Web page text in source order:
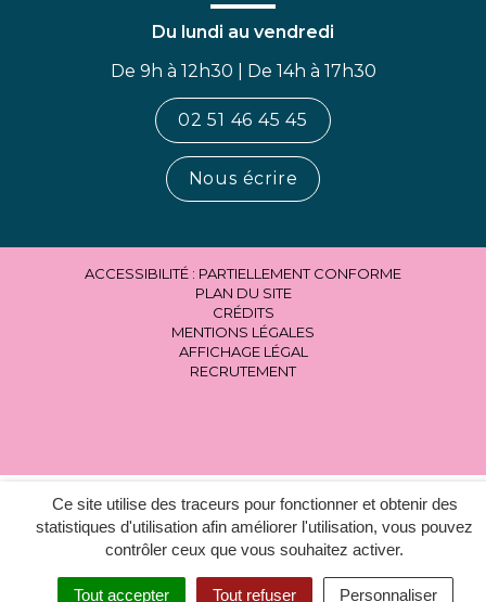
Ce site utilise des traceurs pour fonctionner et obtenir des
statistiques d'utilisation afin améliorer l'utilisation, vous pouvez
contrôler ceux que vous souhaitez activer.
Tout accepter Tout refuser Personnaliser
Du lundi au vendredi
De 9h à 12h30 | De 14h à 17h30
02 51 46 45 45
Nous écrire
ACCESSIBILITÉ : PARTIELLEMENT CONFORME
PLAN DU SITE
CRÉDITS
MENTIONS LÉGALES
AFFICHAGE LÉGAL
RECRUTEMENT